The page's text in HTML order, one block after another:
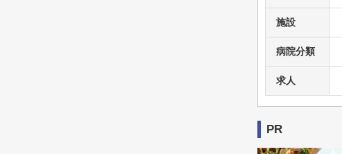
施設
病院分類
求人
PR